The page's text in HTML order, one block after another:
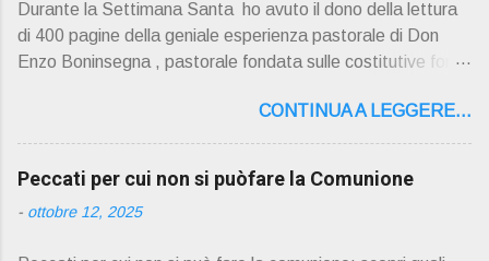
Durante la Settimana Santa ho avuto il dono della lettura
di 400 pagine della geniale esperienza pastorale di Don
Enzo Boninsegna , pastorale fondata sulle costitutive fon ti
Dio giunta in continuit à ecclesiale a noi per mezzo di Gesù,
degli Apostoli e dei loro successori . Io don Gino Oliosi v
orrei contribuire ad una lettura non pregiudiziale su don
Enzo Boninsegna . Per gli ultimi tempi di vita l'ho scelto
come Confessore. Del suo volume " ERO "CURATO" …
CONTINUA A LEGGERE...
Peccati per cui non si puòfare la Comunione
- ottobre 12, 2025